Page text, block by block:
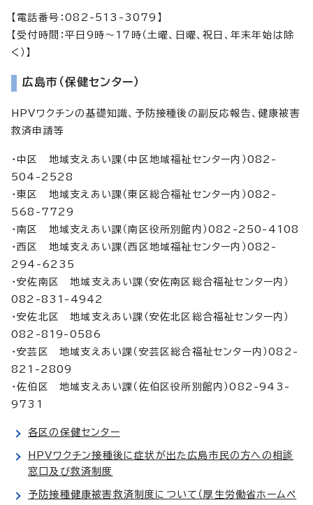
【電話番号：082-513-3079】
【受付時間：平日9時～17時（土曜、日曜、祝日、年末年始は除
く）】
広島市（保健センター）
HPVワクチンの基礎知識、予防接種後の副反応報告、健康被害
救済申請等
・中区 地域支えあい課（中区地域福祉センター内）082-
504-2528
・東区 地域支えあい課（東区総合福祉センター内）082-
568-7729
・南区 地域支えあい課（南区役所別館内）082-250-4108
・西区 地域支えあい課（西区地域福祉センター内）082-
294-6235
・安佐南区 地域支えあい課（安佐南区総合福祉センター内）
082-831-4942
・安佐北区 地域支えあい課（安佐北区総合福祉センター内）
082-819-0586
・安芸区 地域支えあい課（安芸区総合福祉センター内）082-
821-2809
・佐伯区 地域支えあい課（佐伯区役所別館内）082-943-
9731
各区の保健センター
HPVワクチン接種後に症状が出た広島市民の方への相談
窓口及び救済制度
予防接種健康被害救済制度について（厚生労働省ホームペ